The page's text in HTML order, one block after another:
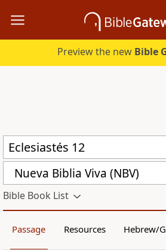
Preview the new Bible
Nueva Biblia Viva (NBV)
Bible Book List
Passage Resources Hebrew/